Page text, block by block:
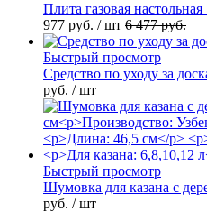
Плита газовая
977 руб. / шт 6 477 руб.
Быстрый просмотр
Средство по уходу за
руб. / шт
Быстрый просмотр
Шумовка для казана с
руб. / шт